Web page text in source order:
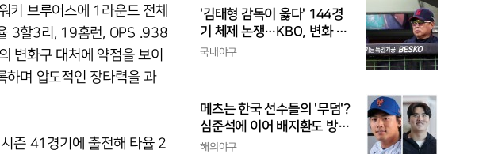
키 브루어스에 1라운드 전체
3할3리, 19홈런, OPS .938
변화구 대처에 약점을 보이
며 압도적인 장타력을 과
즌 41경기에 출전해 타율 2
'김태형 감독이 옳다' 144경
기 체제 논쟁…KBO, 변화 고
민해야, 환경에 맞는 경기 수
국내야구
메츠는 한국 선수들의 '무덤'?
심준석에 이어 배지환도 방
출...심준석은 이미 귀국, 배
해외야구